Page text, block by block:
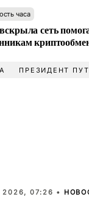
часа
сеть
ПРЕЗИДЕНТ
07:26 •